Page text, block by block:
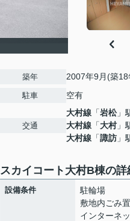
築年 2007年9月(築18
駐車 空有
交通
大村線 「岩松」
大村線 「大村」
大村線 「諏訪 」
スカイコート大村B棟の詳
設備条件
駐輪場
敷地内ごみ
インターネ